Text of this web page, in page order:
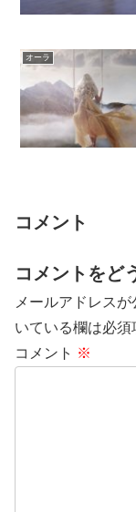
オーラ
コメント
コメントをど
メールアドレスが
いている欄は必須
コメント ※